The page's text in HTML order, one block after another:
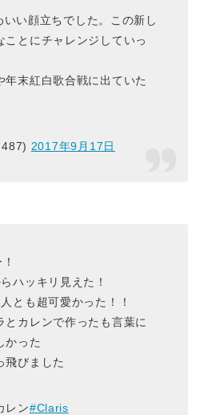
い顔立ちでした。この新し
ことにチャレンジしていっ
年末紅白歌合戦に出ていた
2017年9月17日
ハッキリ見えた！
とも超可愛かった！！
とカレンで作ったも言葉に
かった
飛びました
レン#Claris